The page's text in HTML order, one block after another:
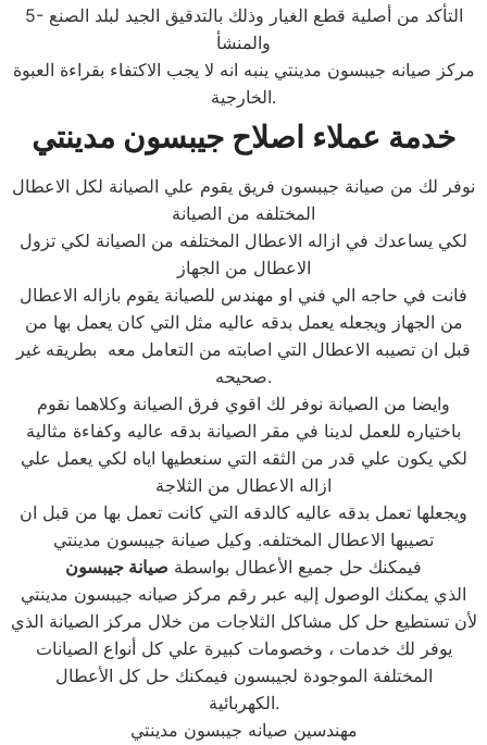
5- التأكد من أصلية قطع الغيار وذلك بالتدقيق الجيد لبلد الصنع
والمنشأ
مركز صيانه جيبسون مدينتي ينبه انه لا يجب الاكتفاء بقراءة العبوة
الخارجية.
خدمة عملاء اصلاح جيبسون مدينتي
نوفر لك من صيانة جيبسون فريق يقوم علي الصيانة لكل الاعطال
المختلفه من الصيانة
لكي يساعدك في ازاله الاعطال المختلفه من الصيانة لكي تزول
الاعطال من الجهاز
فانت في حاجه الي فني او مهندس للصيانة يقوم بازاله الاعطال
من الجهاز ويجعله يعمل بدقه عاليه مثل التي كان يعمل بها من
قبل ان تصيبه الاعطال التي اصابته من التعامل معه بطريقه غير
صحيحه.
وايضا من الصيانة نوفر لك اقوي فرق الصيانة وكلاهما نقوم
باختياره للعمل لدينا في مقر الصيانة بدقه عاليه وكفاءة مثالية
لكي يكون علي قدر من الثقه التي سنعطيها اياه لكي يعمل علي
ازاله الاعطال من الثلاجة
ويجعلها تعمل بدقه عاليه كالدقه التي كانت تعمل بها من قبل ان
تصيبها الاعطال المختلفه. وكيل صيانة جيبسون مدينتي
فيمكنك حل جميع الأعطال بواسطة صيانة جيبسون
الذي يمكنك الوصول إليه عبر رقم مركز صيانه جيبسون مدينتي
لأن تستطيع حل كل مشاكل الثلاجات من خلال مركز الصيانة الذي
يوفر لك خدمات ، وخصومات كبيرة علي كل أنواع الصيانات
المختلفة الموجودة لجيبسون فيمكنك حل كل الأعطال
الكهربائية.
مهندسين صيانه جيبسون مدينتي